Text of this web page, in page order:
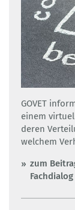
Adobe
GOVET
einem
deren
welchem
zum